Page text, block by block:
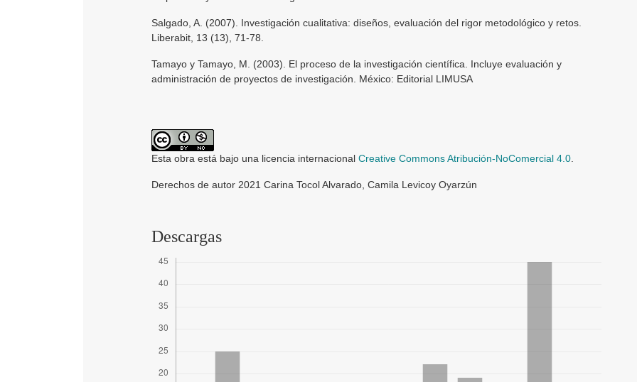
Salgado, A. (2007). Investigación cualitativa: diseños, evaluación del rigor metodológico y retos.
Liberabit, 13 (13), 71-78.
Tamayo y Tamayo, M. (2003). El proceso de la investigación científica. Incluye evaluación y
administración de proyectos de investigación. México: Editorial LIMUSA
Esta obra está bajo una licencia internacional Creative Commons Atribución-NoComercial 4.0
Derechos de autor 2021 Carina Tocol Alvarado, Camila Levicoy Oyarzún
Descargas